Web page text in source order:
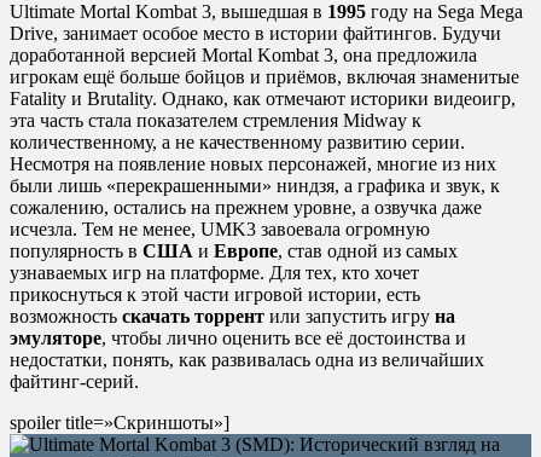
Ultimate Mortal Kombat 3, вышедшая в 1995 году на Sega Mega
Drive, занимает особое место в истории файтингов. Будучи
доработанной версией Mortal Kombat 3, она предложила
игрокам ещё больше бойцов и приёмов, включая знаменитые
Fatality и Brutality. Однако, как отмечают историки видеоигр,
эта часть стала показателем стремления Midway к
количественному, а не качественному развитию серии.
Несмотря на появление новых персонажей, многие из них
были лишь «перекрашенными» ниндзя, а графика и звук, к
сожалению, остались на прежнем уровне, а озвучка даже
исчезла. Тем не менее, UMK3 завоевала огромную
популярность в США и Европе, став одной из самых
узнаваемых игр на платформе. Для тех, кто хочет
прикоснуться к этой части игровой истории, есть
возможность скачать торрент или запустить игру на
эмуляторе, чтобы лично оценить все её достоинства и
недостатки, понять, как развивалась одна из величайших
файтинг-серий.
spoiler title=»Скриншоты»]